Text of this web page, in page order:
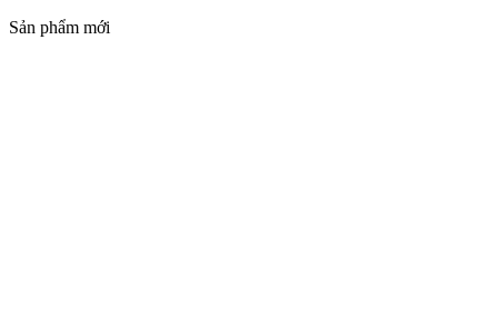
Sản phẩm mới